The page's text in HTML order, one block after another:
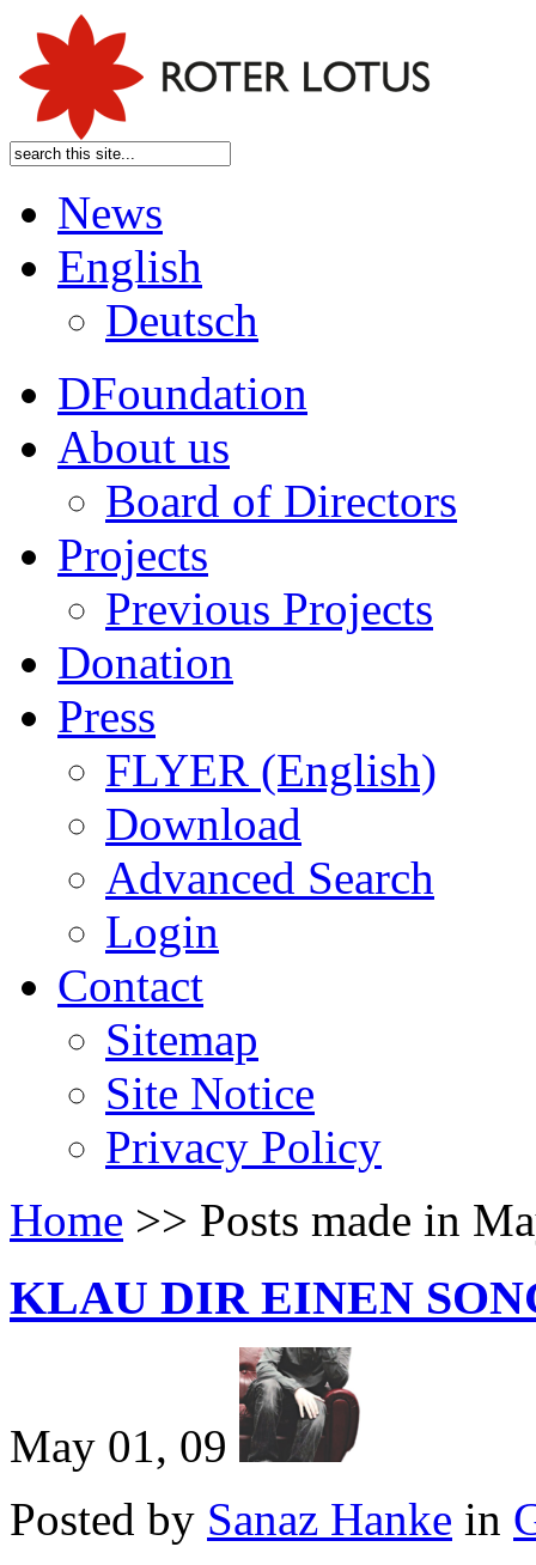
News
English
Deutsch
DFoundation
About us
Board of Directors
Projects
Previous Projects
Donation
Press
FLYER (English)
Download
Advanced Search
Login
Contact
Sitemap
Site Notice
Privacy Policy
Home >> Posts made in
KLAU DIR EINEN
May 01, 09
Posted by Sanaz Hanke in